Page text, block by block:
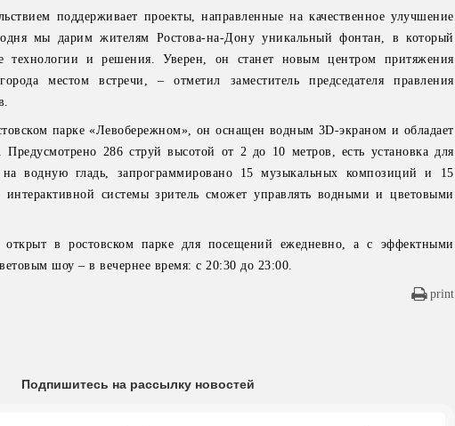
поддерживает проекты, направленные на качественное улучшение
мы дарим жителям Ростова-на-Дону уникальный фонтан, в который
технологии и решения. Уверен, он станет новым центром притяжения
местом встречи, – отметил заместитель председателя правления
парке «Левобережном», он оснащен водным 3D-экраном и обладает
286 струй высотой от 2 до 10 метров, есть установка для
на водную гладь, запрограммировано 15 музыкальных композиций и 15
системы зритель сможет управлять водными и цветовыми
в ростовском парке для посещений ежедневно, а с эффектными
шоу – в вечернее время: с 20:30 до 23:00.
print
Подпишитесь на рассылку новостей